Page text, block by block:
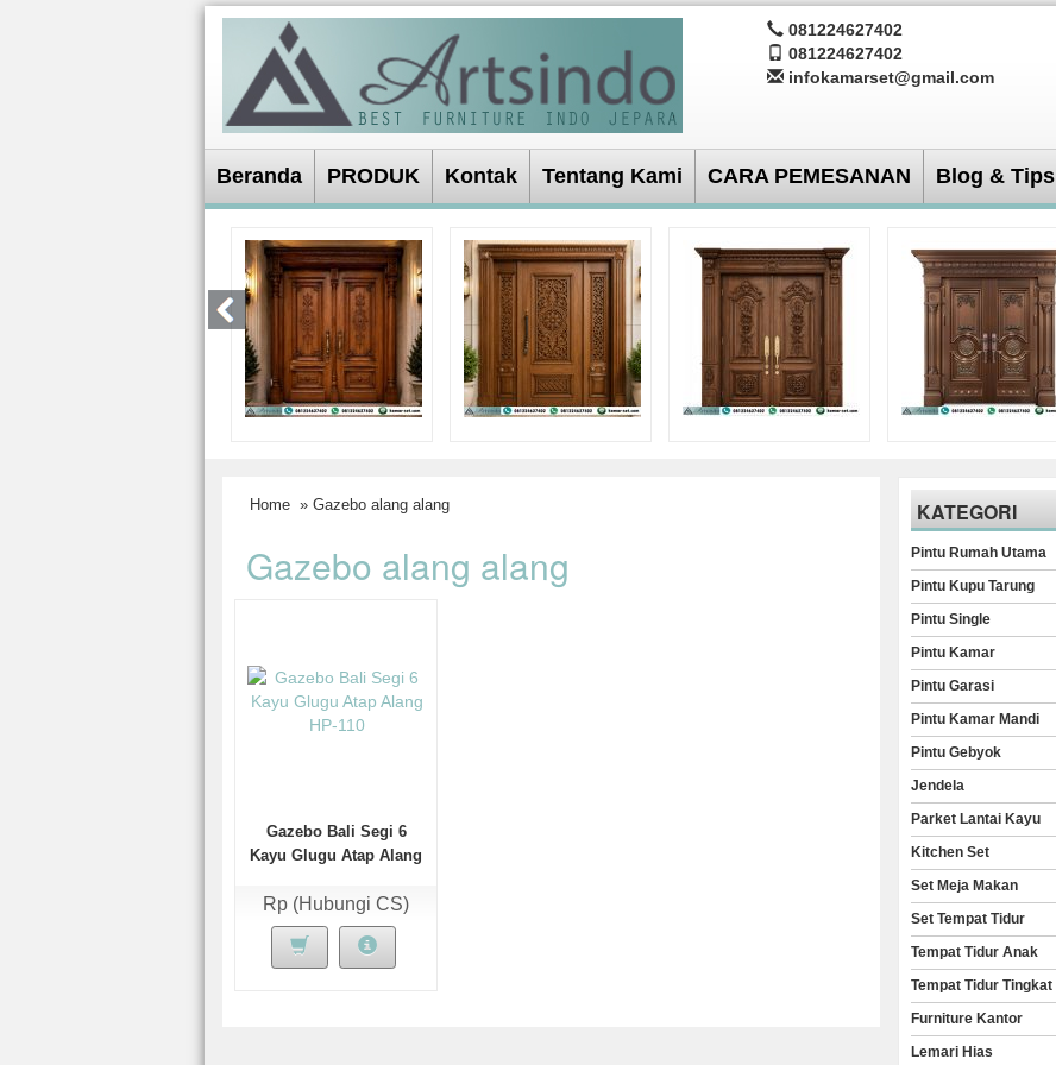
081224627402
081224627402
infokamarset@gmail.com
Beranda PRODUK Kontak Tentang Kami CARA PEMESANAN Blog & Tips
Home » Gazebo alang alang
Gazebo alang alang
Gazebo Bali Segi 6
Kayu Glugu Atap Alang
Rp (Hubungi CS)
KATEGORI
Pintu Rumah Utama
Pintu Kupu Tarung
Pintu Single
Pintu Kamar
Pintu Garasi
Pintu Kamar Mandi
Pintu Gebyok
Jendela
Parket Lantai Kayu
Kitchen Set
Set Meja Makan
Set Tempat Tidur
Tempat Tidur Anak
Tempat Tidur Tingkat
Furniture Kantor
Lemari Hias